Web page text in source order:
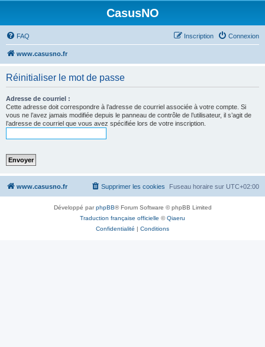
CasusNO
FAQ Connexion
Inscription
www.casusno.fr
Réinitialiser le mot de passe
Adresse de courriel :
Cette adresse doit correspondre à l’adresse de courriel associée à votre compte. Si
vous ne l’avez jamais modifiée depuis le panneau de contrôle de l’utilisateur, il s’agit de
l’adresse de courriel que vous avez spécifiée lors de votre inscription.
www.casusno.fr Fuseau horaire sur UTC+02:00
Supprimer les cookies
Développé parphpBB® Forum Software © phpBB Limited
Traduction française officielle ©Qiaeru
Confidentialité | Conditions